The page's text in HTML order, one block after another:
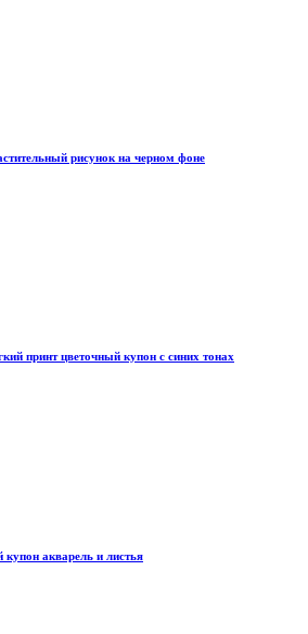
рисунок на черном фоне
принт цветочный купон с синих тонах
акварель и листья